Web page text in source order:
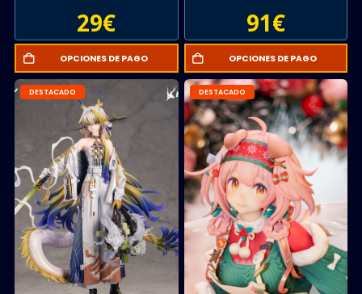
29€
OPCIONES DE PAGO
91€
OPCIONES DE PAGO
DESTACADO DESTACADO